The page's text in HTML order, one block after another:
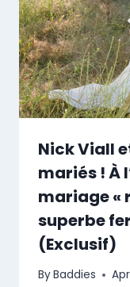
Nick Viall
mariés ! À
mariage «
superbe
(Exclusif)
ByBaddies